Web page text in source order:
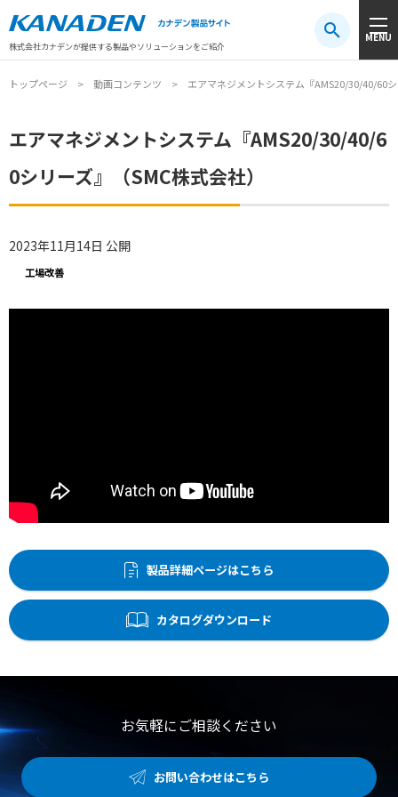
株式会社カナデンが提供する製品やソリューションをご紹介
MENU
注目キーワード#振動センサ#AGV #防爆#アシストスーツ
トップページ 動画コンテンツ エアマネジメントシステム『AMS20/30/40/60
エアマネジメントシステム『AMS20/30/40/6
0シリーズ』（SMC株式会社）
2023年11月14日 公開
工場改善
製品詳細ページはこちら
カタログダウンロード
お気軽にご相談ください
お問い合わせはこちら